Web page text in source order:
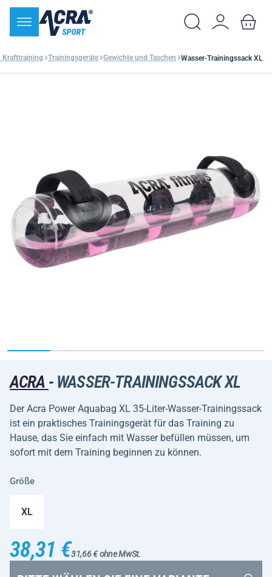
Krafttraining Trainingsgeräte Gewichte und Taschen Wasser-Trainingssack XL
ACRA -WASSER-TRAININGSSACK XL
Der Acra Power Aquabag XL 35-Liter-Wasser-Trainingssack
ist ein praktisches Trainingsgerät für das Training zu
Hause, das Sie einfach mit Wasser befüllen müssen, um
sofort mit dem Training beginnen zu können.
Größe
XL
38,31 €31,66 € ohne MwSt.